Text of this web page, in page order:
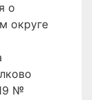
о
округе
№